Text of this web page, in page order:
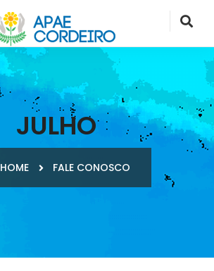
JULHO
HOME FALE CONOSCO